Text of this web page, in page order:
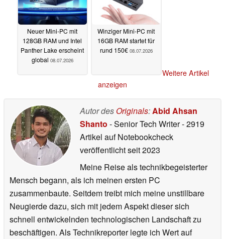
Neuer Mini-PC mit
128GB RAM und Intel
Panther Lake erscheint
global 08.07.2026
Winziger Mini-PC mit
16GB RAM startet für
rund 150€ 08.07.2026
Weitere Artikel
anzeigen
Autor des Originals:Abid Ahsan
Shanto - Senior Tech Writer- 2919
Artikel auf Notebookcheck
veröffentlichtseit 2023
Meine Reise als technikbegeisterter
Mensch begann, als ich meinen ersten PC
zusammenbaute. Seitdem treibt mich meine unstillbare
Neugierde dazu, sich mit jedem Aspekt dieser sich
schnell entwickelnden technologischen Landschaft zu
beschäftigen. Als Technikreporter legte ich Wert auf